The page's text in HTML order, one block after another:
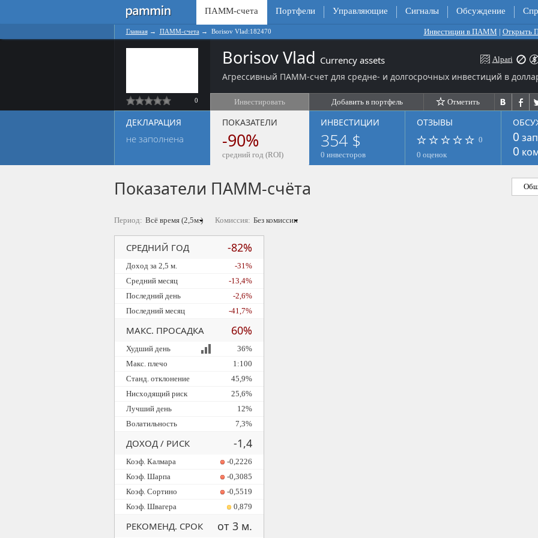
ПАММ-счета Портфели Управляющие Сигналы Обсуждение
Главная→ ПАММ-счета → Borisov Vlad:182470 Инвестиции в ПАММ |
0
Borisov Vlad Currency assets
Агрессивный ПАММ-счет для средне- и долгосрочных инвестиций в
Alpari
Инвестировать Добавить в портфель Отметить
ДЕКЛАРАЦИЯ
не заполнена
ПОКАЗАТЕЛИ
-90%
средний год (ROI)
ИНВЕСТИЦИИ
354 $
0 инвесторов
ОТЗЫВЫ
0
0 оценок
0
0
Показатели ПАММ-счёта
Период: Комиссия:
СРЕДНИЙ ГОД -82%
Доход за 2,5 м.
-31%
Средний месяц
-13,4%
Последний день
-2,6%
Последний месяц
-41,7%
МАКС. ПРОСАДКА 60%
Худший день
36%
Макс. плечо
1:100
Станд. отклонение
45,9%
Нисходящий риск
25,6%
Лучший день
12%
Волатильность
7,3%
ДОХОД / РИСК -1,4
Коэф. Калмара
-0,2226
Коэф. Шарпа
-0,3085
Коэф. Сортино
-0,5519
Коэф. Швагера
0,879
РЕКОМЕНД. СРОК от 3 м.